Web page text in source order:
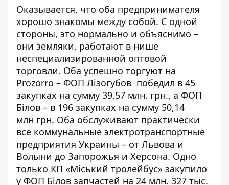
Оказывается, что оба предпринимателя
хорошо знакомы между собой. С одной
стороны, это нормально и объяснимо –
они земляки, работают в нише
неспециализированной оптовой
торговли. Оба успешно торгуют на
Prozorro – ФОП Лізогубов победил в 45
закупках на сумму 39,57 млн. грн., а ФОП
Білов – в 196 закупках на сумму 50,14
млн грн. Оба обслуживают практически
все коммунальные электротранспортные
предприятия Украины – от Львова и
Волыни до Запорожья и Херсона. Одно
только КП «Міський тролейбус» закупило
у ФОП Білов запчастей на 24 млн. 327 тыс.